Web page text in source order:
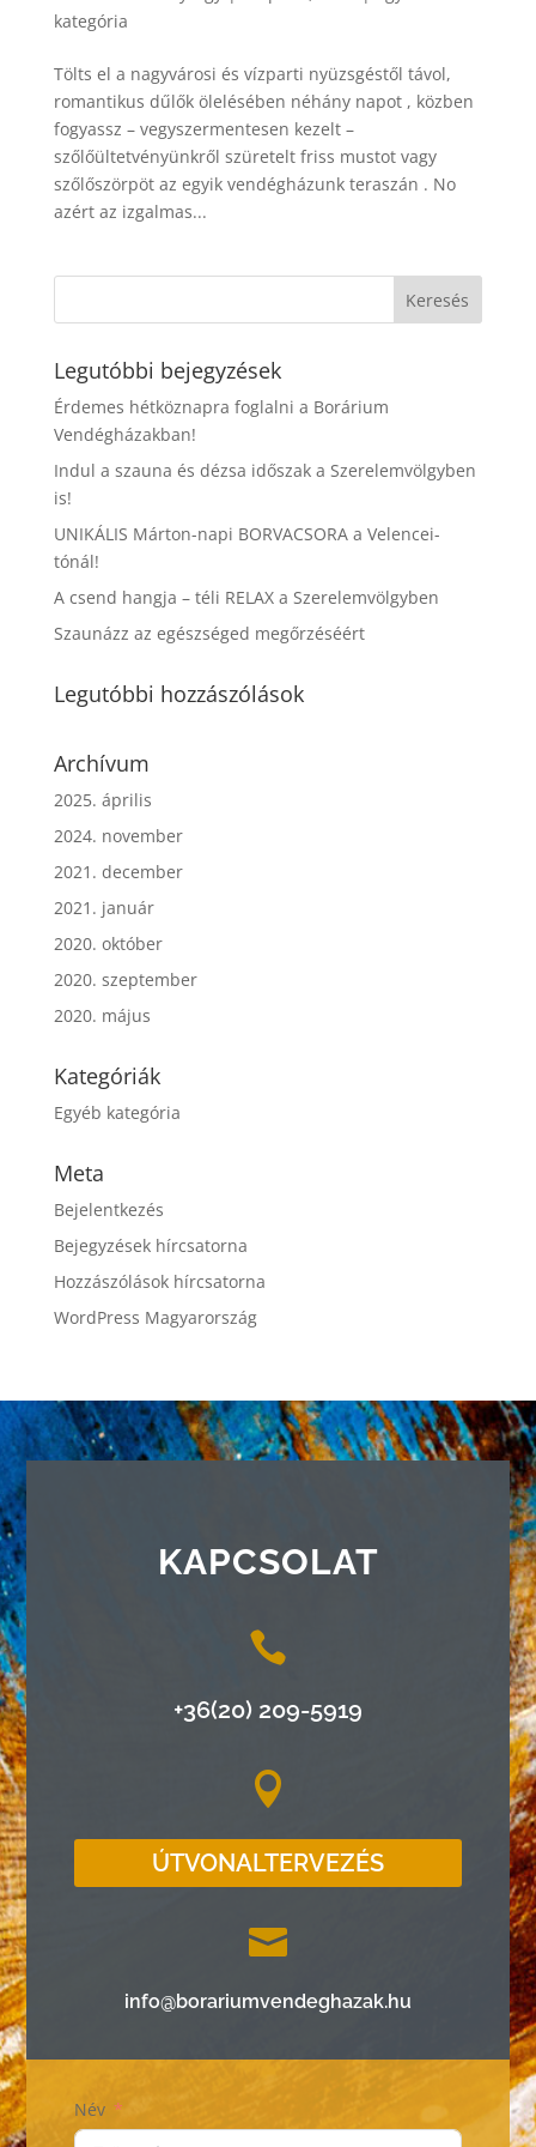
kategória
Tölts el a nagyvárosi és vízparti nyüzsgéstől távol,
romantikus dűlők ölelésében néhány napot , közben
fogyassz – vegyszermentesen kezelt –
szőlőültetvényünkről szüretelt friss mustot vagy
szőlőszörpöt az egyik vendégházunk teraszán . No
azért az izgalmas...
Legutóbbi bejegyzések
Érdemes hétköznapra foglalni a Borárium
Vendégházakban!
Indul a szauna és dézsa időszak a Szerelemvölgyben
is!
UNIKÁLIS Márton-napi BORVACSORA a Velencei-
tónál!
A csend hangja – téli RELAX a Szerelemvölgyben
Szaunázz az egészséged megőrzéséért
Legutóbbi hozzászólások
Archívum
2025. április
2024. november
2021. december
2021. január
2020. október
2020. szeptember
2020. május
Kategóriák
Egyéb kategória
Meta
Bejelentkezés
Bejegyzések hírcsatorna
Hozzászólások hírcsatorna
WordPress Magyarország
KAPCSOLAT

+36(20) 209-5919

ÚTVONALTERVEZÉS

info@borariumvendeghazak.hu
Név